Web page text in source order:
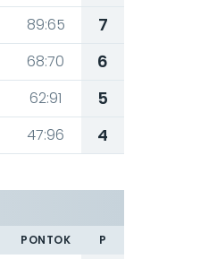
89:65
7
68:70
6
62:91
5
47:96 4
PONTOK P